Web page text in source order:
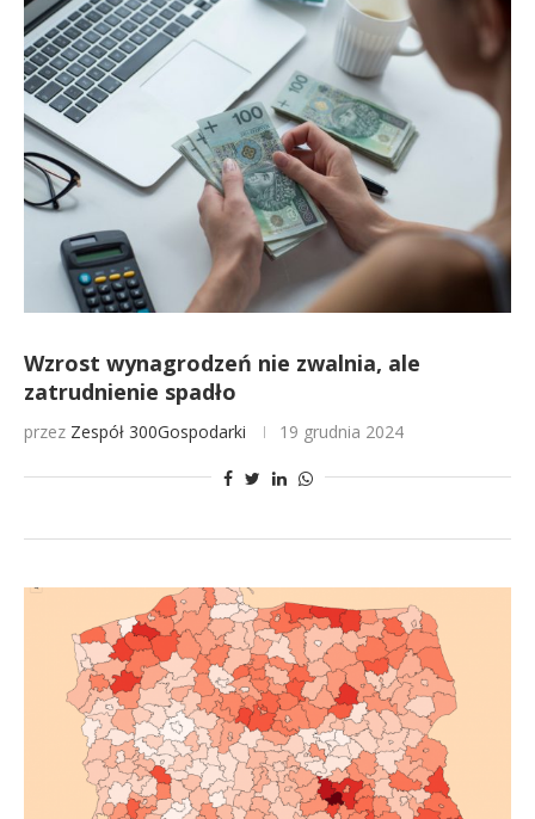
Wzrost wynagrodzeń nie zwalnia, ale
zatrudnienie spadło
przez Zespół 300Gospodarki 19 grudnia 2024